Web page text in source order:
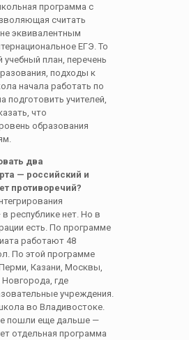
программа с
считать
эквивалентным
ЕГЭ. То
учебный план, перечень
подходы к
начала работать по
подготовить учителей,
что
образования
два
— российский и
противоречий?
республике нет. Но в
есть. По программе
работают 48
По этой программе
Казани, Москвы,
Новгорода, где
учреждения.
во Владивостоке.
пошли еще дальше —
отдельная программа